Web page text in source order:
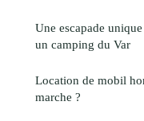
Une escapade
un camping du Var
Location de mobil
marche ?